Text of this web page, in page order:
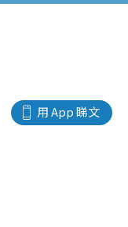
用 App 睇文